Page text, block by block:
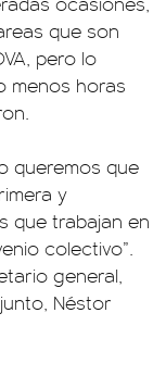
que son
pero lo
menos horas
queremos que
y
que trabajan en
colectivo”.
general,
Néstor